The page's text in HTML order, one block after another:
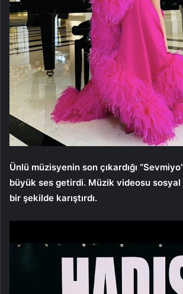
Ünlü müzisyenin son çıkardığı
büyük ses getirdi. Müzik videosu sosyal
bir şekilde karıştırdı.